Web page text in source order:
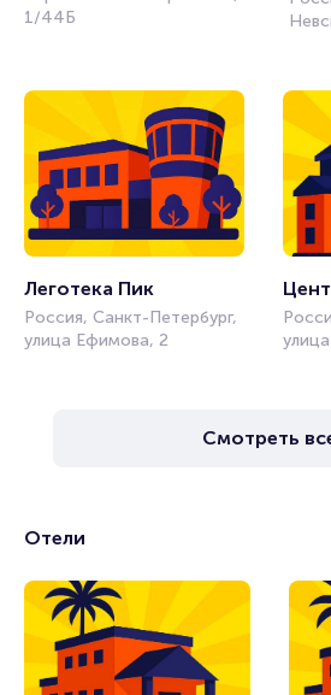
1/44Б
Леготека Пик
Россия, Санкт-Петербург,
улица Ефимова, 2
Смотреть
Отели